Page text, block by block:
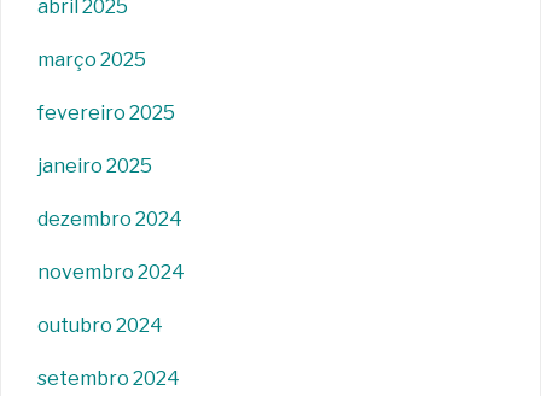
abril 2025
março 2025
fevereiro 2025
janeiro 2025
dezembro 2024
novembro 2024
outubro 2024
setembro 2024